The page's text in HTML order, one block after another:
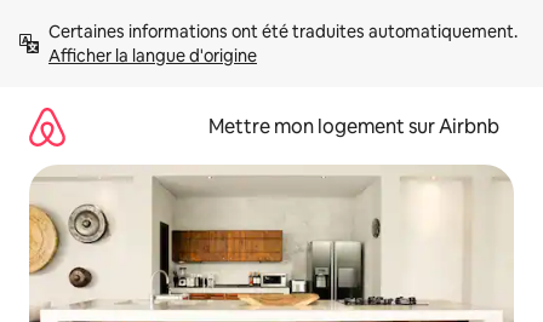
directement
Afficher la langue d'origine
Mettre mon logement sur Airbnb